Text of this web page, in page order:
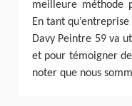
meilleure méthode
En tant
Davy Peintre 59 va
et pour témoigner
noter que nous